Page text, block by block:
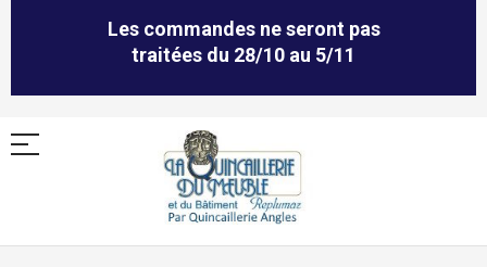
Les commandes ne seront pas
traitées du 28/10 au 5/11
Allez